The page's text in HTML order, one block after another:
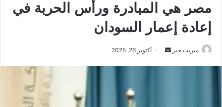
مصر هي المبادرة ورأس الحربة في
إعادة إعمار السودان
ميريت خير أكتوبر 26, 2025